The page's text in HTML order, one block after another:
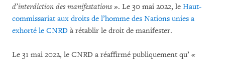
d’interdiction des manifestations ». Le 30 mai 2022, le Haut-
commissariat aux droits de l’homme des Nations unies a
exhorté le CNRD à rétablir le droit de manifester.
Le 31 mai 2022, le CNRD a réaffirmé publiquement qu’ «